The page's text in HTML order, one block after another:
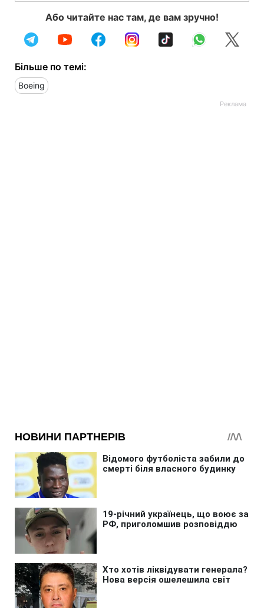
Або читайте нас там, де вам зручно!
Більше по темі:
Boeing